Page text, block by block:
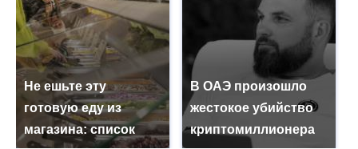
Не ешьте эту
готовую еду из
магазина: список
В ОАЭ произошло
жестокое убийство
криптомиллионера